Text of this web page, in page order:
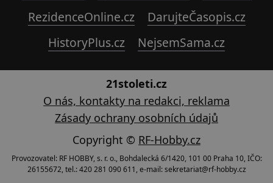
RezidenceOnline.cz
DarujteČasopis.cz
HistoryPlus.cz
NejsemSama.cz
21stoleti.cz
O nás, kontakty na redakci, reklama
Zásady ochrany osobních údajů
Copyright © RF-Hobby.cz
Provozovatel: RF HOBBY, s. r. o., Bohdalecká 6/1420, 101 00 Praha 10, IČO:
26155672, tel.: 420 281 090 611, e-mail: sekretariat@rf-hobby.cz